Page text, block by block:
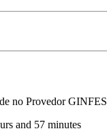
no Provedor GINFES
and 57 minutes